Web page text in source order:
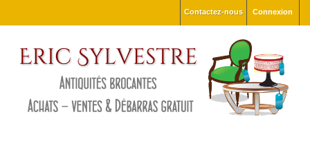
Connexion
Contactez-nous